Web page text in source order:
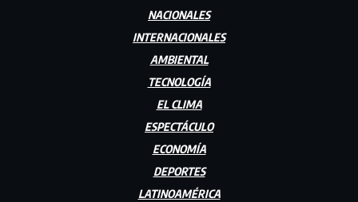
NACIONALES
INTERNACIONALES
AMBIENTAL
TECNOLOGÍA
EL CLIMA
ESPECTÁCULO
ECONOMÍA
DEPORTES
LATINOAMÉRICA